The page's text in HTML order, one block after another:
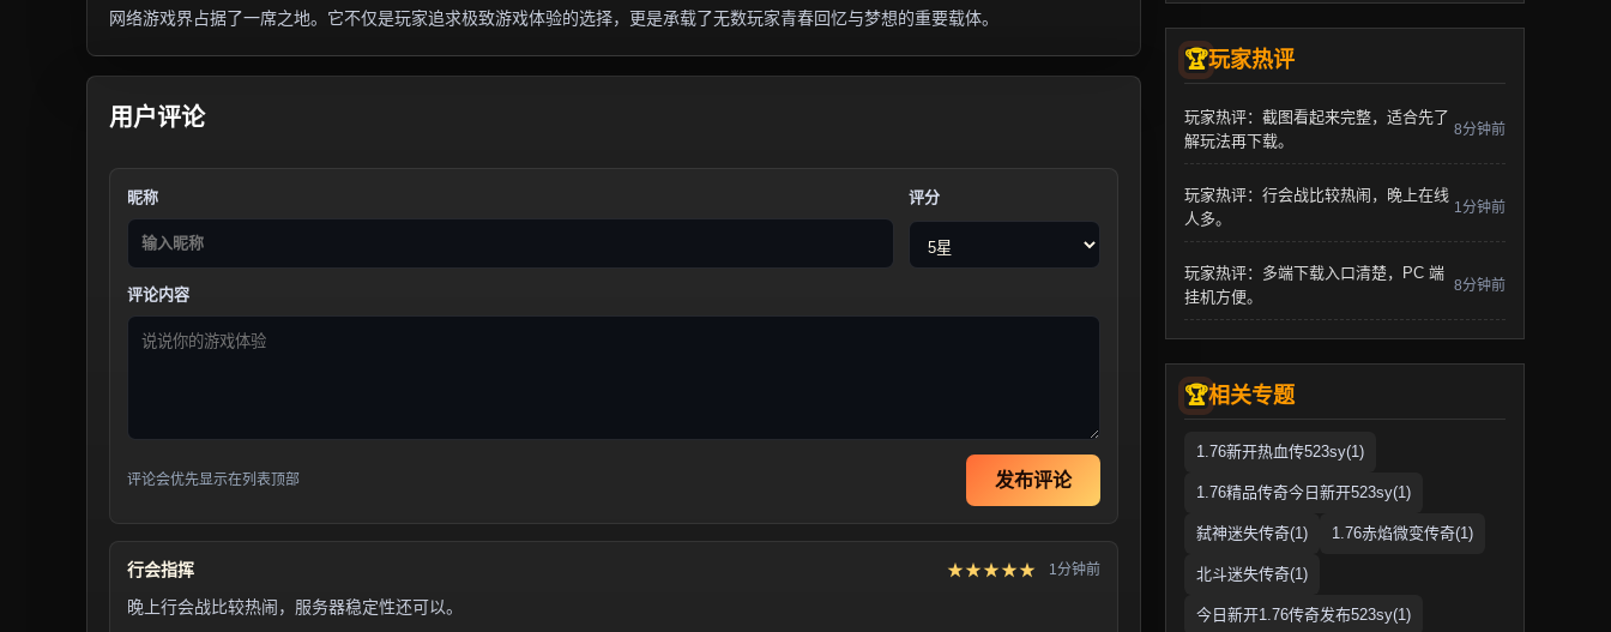
网络游戏界占据了一席之地。它不仅是玩家追求极致游戏体验的选择，更是承载了无数玩家青春回忆与梦想的重要载体。
用户评论
昵称 评分
评论内容
评论会优先显示在列表顶部 发布评论
行会指挥 ★★★★★ 1分钟前
晚上行会战比较热闹，服务器稳定性还可以。
玩家热评
玩家热评：截图看起来完整，适合先了
解玩法再下载。
8分钟前
玩家热评：行会战比较热闹，晚上在线
人多。
1分钟前
玩家热评：多端下载入口清楚，PC 端
挂机方便。
8分钟前
相关专题
1.76新开热血传523sy(1)
1.76精品传奇今日新开523sy(1)
弑神迷失传奇(1) 1.76赤焰微变传奇(1)
北斗迷失传奇(1)
今日新开1.76传奇发布523sy(1)